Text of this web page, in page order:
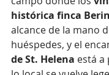
histórica finca
alcance de la mano
huéspedes, y el
de St. Helena está a